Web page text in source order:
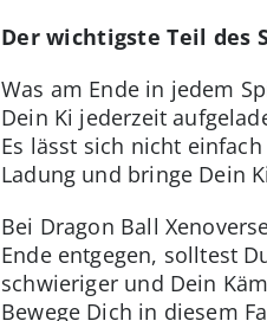
Der wichtigste Teil des
Was am Ende in jedem
Dein Ki jederzeit
Es lässt sich nicht
Ladung und bringe Dein
Bei Dragon Ball
Ende entgegen, solltest
schwieriger und Dein
Bewege Dich in diesem